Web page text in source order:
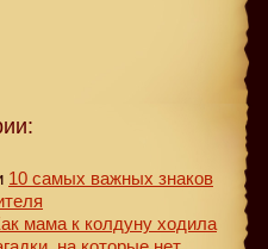
10 самых важных знаков
мама к колдуну ходила